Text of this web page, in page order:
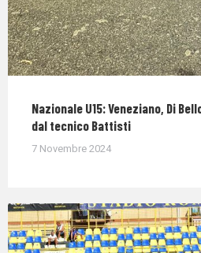
Nazionale U15: Veneziano, Di
dal tecnico Battisti
7 Novembre 2024